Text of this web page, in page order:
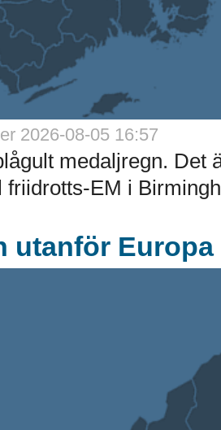
2026-08-05 16:57
medaljregn. Det
friidrotts-EM i
utanför